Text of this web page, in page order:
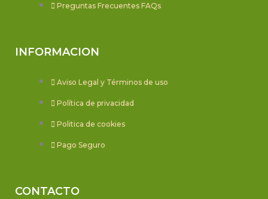
Preguntas Frecuentes FAQs
INFORMACION
Aviso Legal y Términos de uso
Política de privacidad
Politica de cookies
Pago Seguro
CONTACTO